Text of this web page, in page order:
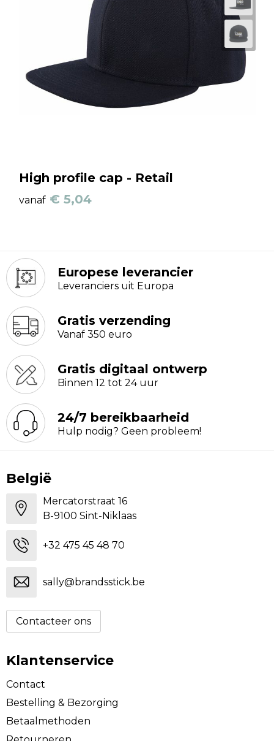
High profile cap - Retail
vanaf € 5,04
Europese leverancier
Leveranciers uit Europa
Gratis verzending
Vanaf 350 euro
Gratis digitaal ontwerp
Binnen 12 tot 24 uur
24/7 bereikbaarheid
Hulp nodig? Geen probleem!
België
Mercatorstraat 16
B-9100 Sint-Niklaas
+32 475 45 48 70
sally@brandsstick.be
Contacteer ons
Klantenservice
Contact
Bestelling & Bezorging
Betaalmethoden